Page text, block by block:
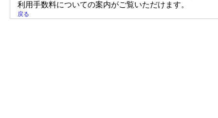
利用手数料についての案内がご覧いただけます。
戻る